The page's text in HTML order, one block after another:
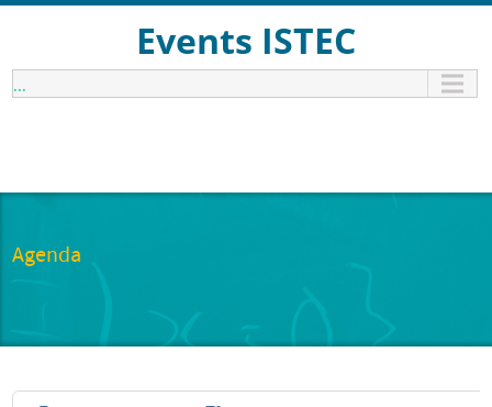
Events ISTEC
...
Agenda
1:00 am